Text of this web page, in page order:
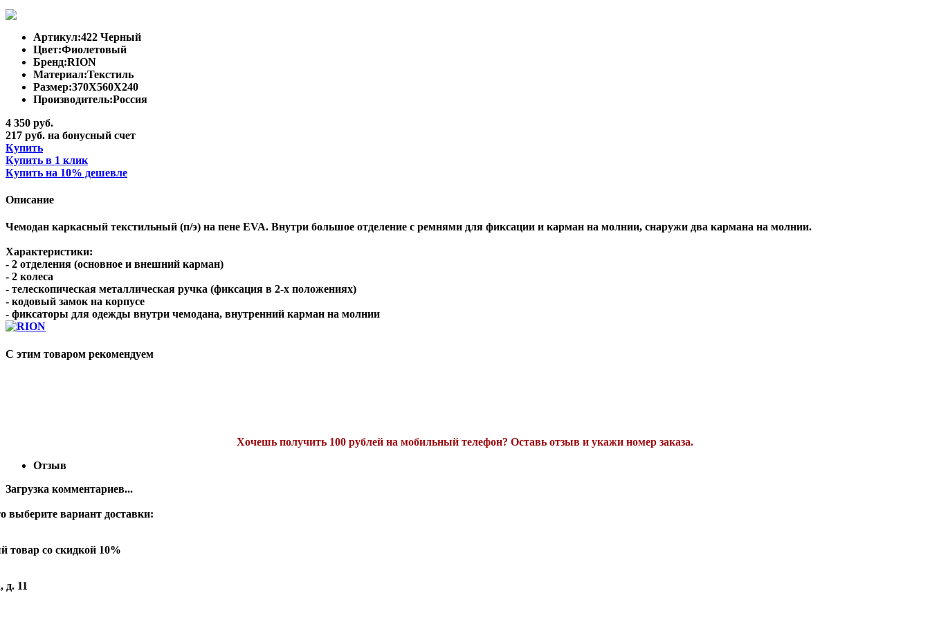
Артикул:422 Черный
Цвет:Фиолетовый
Бренд:RION
Материал:Текстиль
Размер:370Х560Х240
Производитель:Россия
4 350 руб.
217 руб. на бонусный счет
Купить
Купить в 1 клик
Купить на 10% дешевле
Описание
Чемодан каркасный текстильный (п/э) на пене EVA. Внутри большое отделение с ремнями для фиксации и карман на молнии, снаружи два кармана на молнии.
Характеристики:
- 2 отделения (основное и внешний карман)
- 2 колеса
- телескопическая металлическая ручка (фиксация в 2-х положениях)
- кодовый замок на корпусе
- фиксаторы для одежды внутри чемодана, внутренний карман на молнии
С этим товаром рекомендуем
Хочешь получить 100 рублей на мобильный телефон? Оставь отзыв и укажи номер заказа.
Отзыв
Загрузка комментариев...
выберите вариант доставки:
товар со скидкой 10%
д. 11